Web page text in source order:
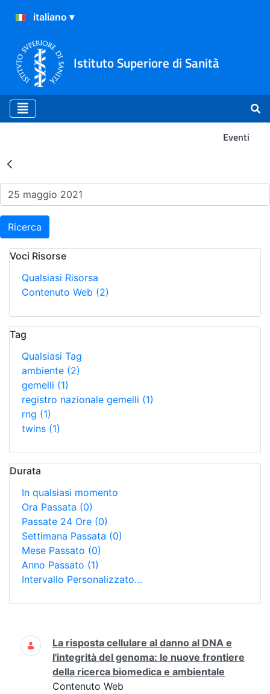
Istituto Superiore di Sanità
Eventi
Risultati della Ricerca -
Ricerca
Voci Risorse
Qualsiasi Risorsa
Contenuto Web (2)
Tag
Qualsiasi Tag
ambiente (2)
gemelli (1)
registro nazionale gemelli (1)
rng (1)
twins (1)
Durata
In qualsiasi momento
Ora Passata (0)
Passate 24 Ore (0)
Settimana Passata (0)
Mese Passato (0)
Anno Passato (1)
Intervallo Personalizzato…
Ricerca
La risposta cellulare al danno al DNA e
l'integrità del genoma: le nuove frontiere
della ricerca biomedica e ambientale
Contenuto Web